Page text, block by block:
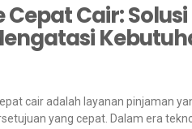
Cair:
cair adalah layanan pinjaman
yang cepat. Dalam era